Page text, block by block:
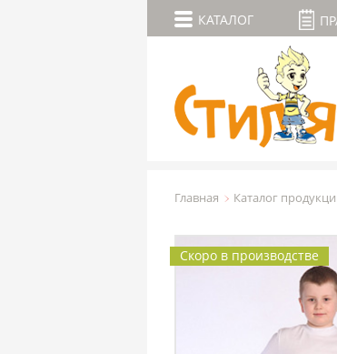
КАТАЛОГ
Главная Каталог
Скоро в производстве